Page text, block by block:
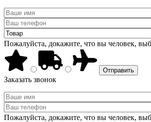
Пожалуйста, докажите, что вы человек,
Заказать звонок
Пожалуйста, докажите, что вы человек,